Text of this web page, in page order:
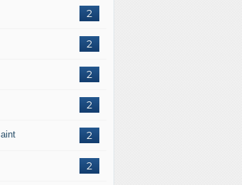
2
2
2
2
2
2